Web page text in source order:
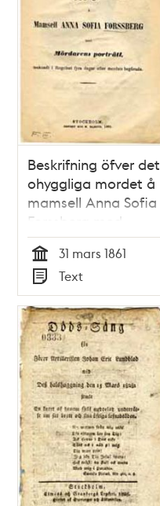
Beskrifning öfver det
ohyggliga mordet å
mamsell Anna Sofia
Forssberg med
mördarens porträtt,
tecknadt i fängelset
fyra dagar efter
mordets begående.
Tid
31 mars 1861
Typ
Text